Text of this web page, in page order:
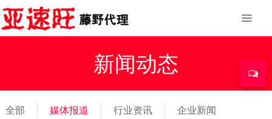
新闻动态
全部 媒体报道 行业资讯 企业新闻